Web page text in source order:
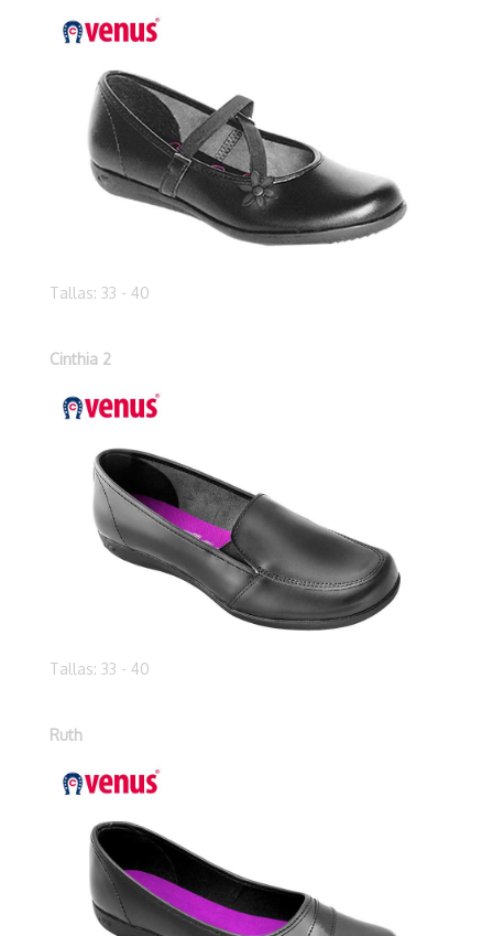
Tallas: 33 - 40
Cinthia 2
Tallas: 33 - 40
Ruth